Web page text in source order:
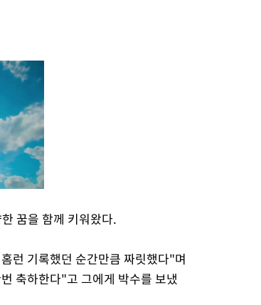
꿈을 함께 키워왔다.
런 기록했던 순간만큼 짜릿했다"며
축하한다"고 그에게 박수를 보냈